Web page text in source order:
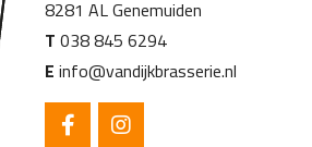
8281 AL Genemuiden
T 038 845 6294
E info@vandijkbrasserie.nl